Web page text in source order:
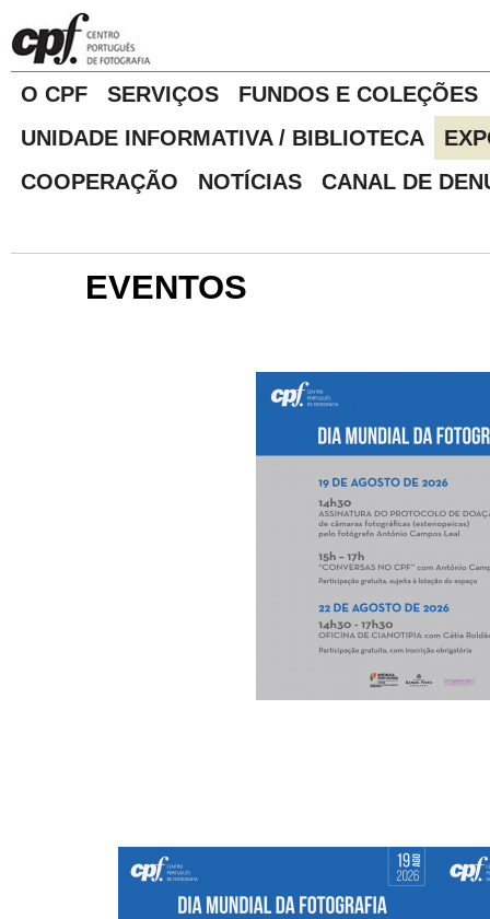
O CPF SERVIÇOS
FUNDOS E COLEÇÕES
UNIDADE INFORMATIVA / BIBLIOTECA
COOPERAÇÃO
NOTÍCIAS CANAL DE
EVENTOS